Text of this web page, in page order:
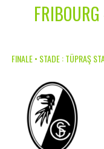
FINALE • STADE : TÜPRAŞ